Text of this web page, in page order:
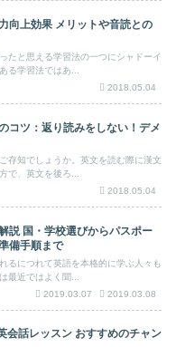
向上効果 メリットや音読との
たと思える学習法の一つにシャドーイ
る学習法ではあ...
2018.05.04
コツ：返り読みをしない！デメ
存知でしょうか。英文を読む際に漢文
で、英文を後ろ...
2018.05.04
説 国・学校選びからパスポー
備手順まで
るにつれて英語を本格的に学ぶ人々も
最近ではよく聞...
2019.03.07
2019.03.08
会話レッスン おすすめのチャン